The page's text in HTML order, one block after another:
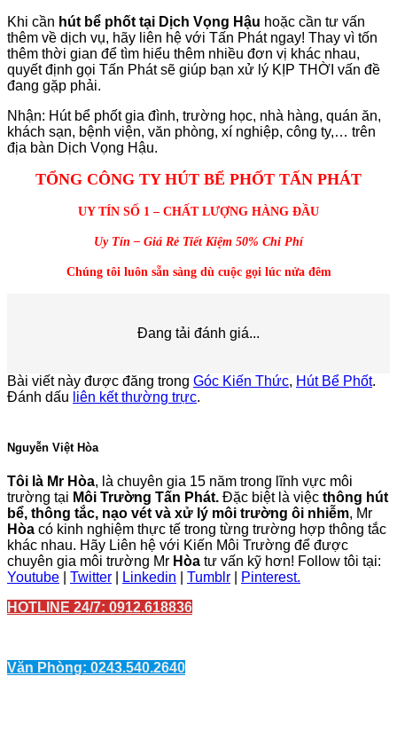
Khi cần hút bể phốt tại Dịch Vọng Hậu hoặc cần tư vấn
thêm về dịch vụ, hãy liên hệ với Tấn Phát ngay! Thay vì tốn
thêm thời gian để tìm hiểu thêm nhiều đơn vị khác nhau,
quyết định gọi Tấn Phát sẽ giúp bạn xử lý KỊP THỜI vấn đề
đang gặp phải.
Nhận: Hút bể phốt gia đình, trường học, nhà hàng, quán ăn,
khách sạn, bệnh viện, văn phòng, xí nghiệp, công ty,… trên
địa bàn Dịch Vọng Hậu.
TỔNG CÔNG TY HÚT BỂ PHỐT TẤN PHÁT
UY TÍN SỐ 1 – CHẤT LƯỢNG HÀNG ĐẦU
Uy Tín – Giá Rẻ Tiết Kiệm 50% Chi Phí
Chúng tôi luôn sẵn sàng dù cuộc gọi lúc nửa đêm
Đang tải đánh giá...
Bài viết này được đăng trong Góc Kiến Thức, Hút Bể Phốt.
Đánh dấu liên kết thường trực.
Nguyễn Việt Hòa
Tôi là Mr Hòa, là chuyên gia 15 năm trong lĩnh vực môi
trường tại Môi Trường Tấn Phát. Đặc biệt là việc thông hút
bể, thông tắc, nạo vét và xử lý môi trường ôi nhiễm, Mr
Hòa có kinh nghiệm thực tế trong từng trường hợp thông tắc
khác nhau. Hãy Liên hệ với Kiến Môi Trường để được
chuyên gia môi trường Mr Hòa tư vấn kỹ hơn! Follow tôi tại:
Youtube
Twitter Linkedin Tumblr
Pinterest.
HOTLINE 24/7: 0912.618836
Văn Phòng: 0243.540.2640